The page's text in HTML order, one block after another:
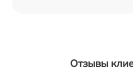
Отзывы